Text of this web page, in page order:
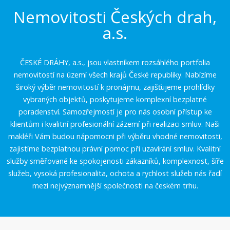
Nemovitosti Českých drah,
a.s.
ČESKÉ DRÁHY, a.s., jsou vlastníkem rozsáhlého portfolia
nemovitostí na území všech krajů České republiky. Nabízíme
široký výběr nemovitostí k pronájmu, zajišťujeme prohlídky
vybraných objektů, poskytujeme komplexní bezplatné
poradenství. Samozřejmostí je pro nás osobní přístup ke
klientům i kvalitní profesionální zázemí při realizaci smluv. Naši
makléři Vám budou nápomocni při výběru vhodné nemovitosti,
zajistíme bezplatnou právní pomoc při uzavírání smluv. Kvalitní
služby směřované ke spokojenosti zákazníků, komplexnost, šíře
služeb, vysoká profesionalita, ochota a rychlost služeb nás řadí
mezi nejvýznamnější společnosti na českém trhu.